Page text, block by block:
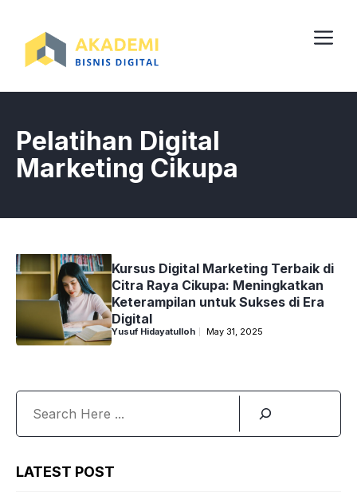
content
Pelatihan Digital
Marketing Cikupa
Kursus Digital Marketing Terbaik di
Citra Raya Cikupa: Meningkatkan
Keterampilan untuk Sukses di Era
Digital
Yusuf Hidayatulloh May 31, 2025
Search
LATEST POST